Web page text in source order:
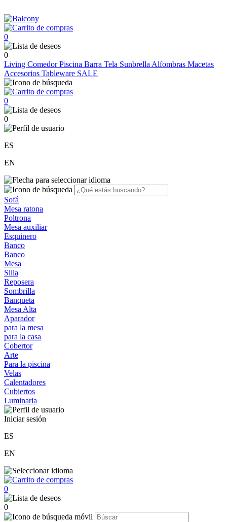
0
0
Living ComedorPiscina Barra Tela Sunbrella Alfombras Macetas
Accesorios Tableware SALE
0
0
ES
EN
Sofá
Mesa ratona
Poltrona
Mesa auxiliar
Esquinero
Banco
Banco
Mesa
Silla
Reposera
Sombrilla
Banqueta
Mesa Alta
Aparador
para la mesa
para la casa
Cobertor
Arte
Para la piscina
Velas
Calentadores
Cubiertos
Luminaria
Iniciar sesión
ES
EN
0
0